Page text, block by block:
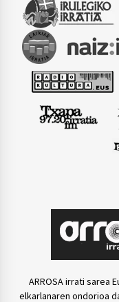
ARROSA irrati sarea
elkarlanaren ondorioa